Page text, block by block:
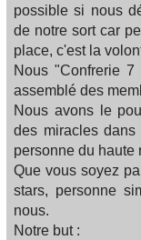
possible si nous
de notre sort car
place, c'est la
Nous "Confrerie
assemblé des
Nous avons le
des miracles
personne du haute
Que vous soyez
stars, personne
nous.
Notre but :